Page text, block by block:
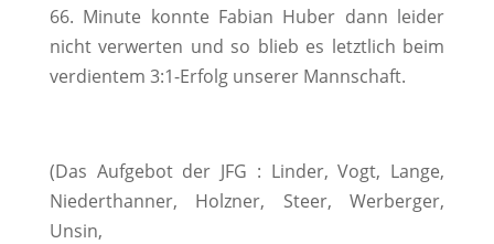
66. Minute konnte Fabian Huber dann leider
nicht verwerten und so blieb es letztlich beim
verdientem 3:1-Erfolg unserer Mannschaft.
(Das Aufgebot der JFG : Linder, Vogt, Lange,
Niederthanner, Holzner, Steer, Werberger,
Unsin,